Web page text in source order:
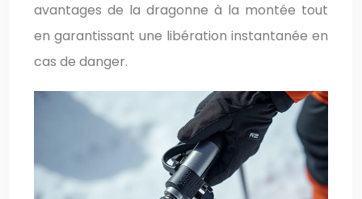
avantages de la dragonne à la montée tout
en garantissant une libération instantanée en
cas de danger.